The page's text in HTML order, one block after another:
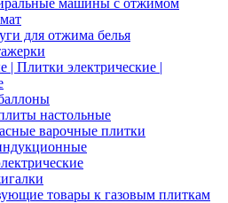
машины с отжимом
для отжима белья
| Плитки электрические |
настольные
варочные плитки
товары к газовым плиткам